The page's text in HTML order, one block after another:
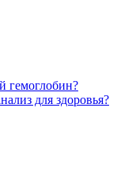
гемоглобин?
для здоровья?